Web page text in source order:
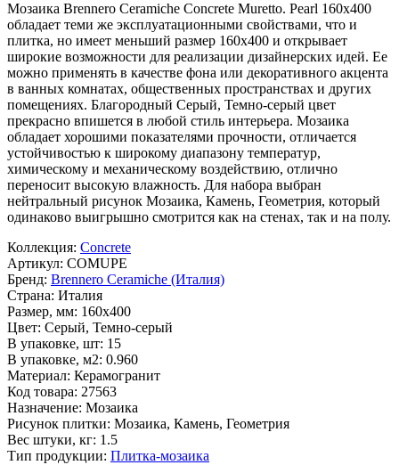
Мозаика Brennero Ceramiche Concrete Muretto. Pearl 160x400
обладает теми же эксплуатационными свойствами, что и
плитка, но имеет меньший размер 160x400 и открывает
широкие возможности для реализации дизайнерских идей. Ее
можно применять в качестве фона или декоративного акцента
в ванных комнатах, общественных пространствах и других
помещениях. Благородный Серый, Темно-серый цвет
прекрасно впишется в любой стиль интерьера. Мозаика
обладает хорошими показателями прочности, отличается
устойчивостью к широкому диапазону температур,
химическому и механическому воздействию, отлично
переносит высокую влажность. Для набора выбран
нейтральный рисунок Мозаика, Камень, Геометрия, который
одинаково выигрышно смотрится как на стенах, так и на полу.
Коллекция: Concrete
Артикул: COMUPE
Бренд: Brennero Ceramiche (Италия)
Страна: Италия
Размер, мм: 160x400
Цвет: Серый, Темно-серый
В упаковке, шт: 15
В упаковке, м2: 0.960
Материал: Керамогранит
Код товара: 27563
Назначение: Мозаика
Рисунок плитки: Мозаика, Камень, Геометрия
Вес штуки, кг: 1.5
Тип продукции: Плитка-мозаика